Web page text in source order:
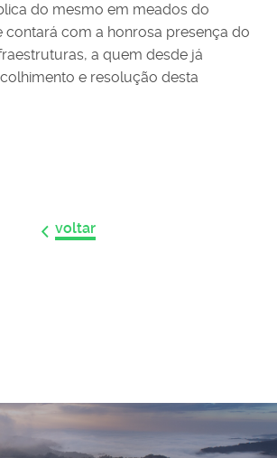
do mesmo em meados do
contará com a honrosa presença do
a quem desde já
e resolução desta
voltar